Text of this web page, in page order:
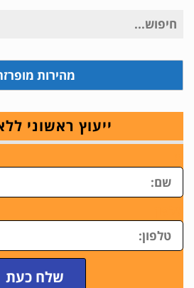
חיפוש
מהירות
ייעוץ ראשוני
שלח כעת